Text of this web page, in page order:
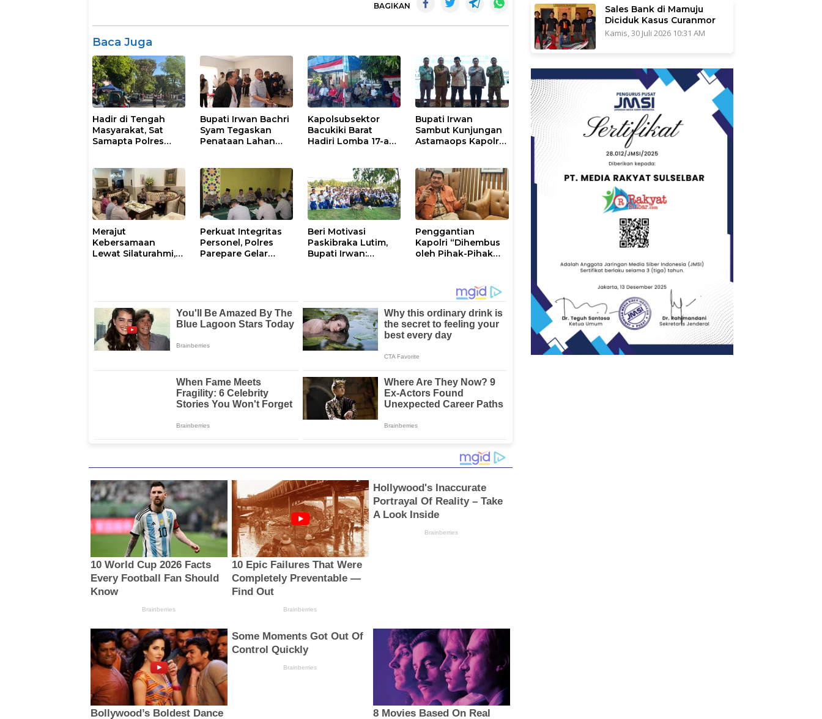
BAGIKAN
Baca Juga
Hadir di Tengah
Masyarakat, Sat
Samapta Polres
Pagi
Bupati Irwan Bachri
Syam Tegaskan
Penataan Lahan
Kapolsubsektor
Bacukiki Barat
Hadiri Lomba 17-an
Kamtibmas
Bupati Irwan
Sambut Kunjungan
Astamaops Kapolri
Luwu Timur
Merajut
Kebersamaan
Lewat Silaturahmi,
Perkuat Integritas
Personel, Polres
Parepare Gelar
Beri Motivasi
Paskibraka Lutim,
Bupati Irwan:
Penggantian
Kapolri “Dihembus
oleh Pihak-Pihak
Sales Bank di Mamuju
Diciduk Kasus Curanmor
Kamis, 30 Juli 2026 10:31 AM